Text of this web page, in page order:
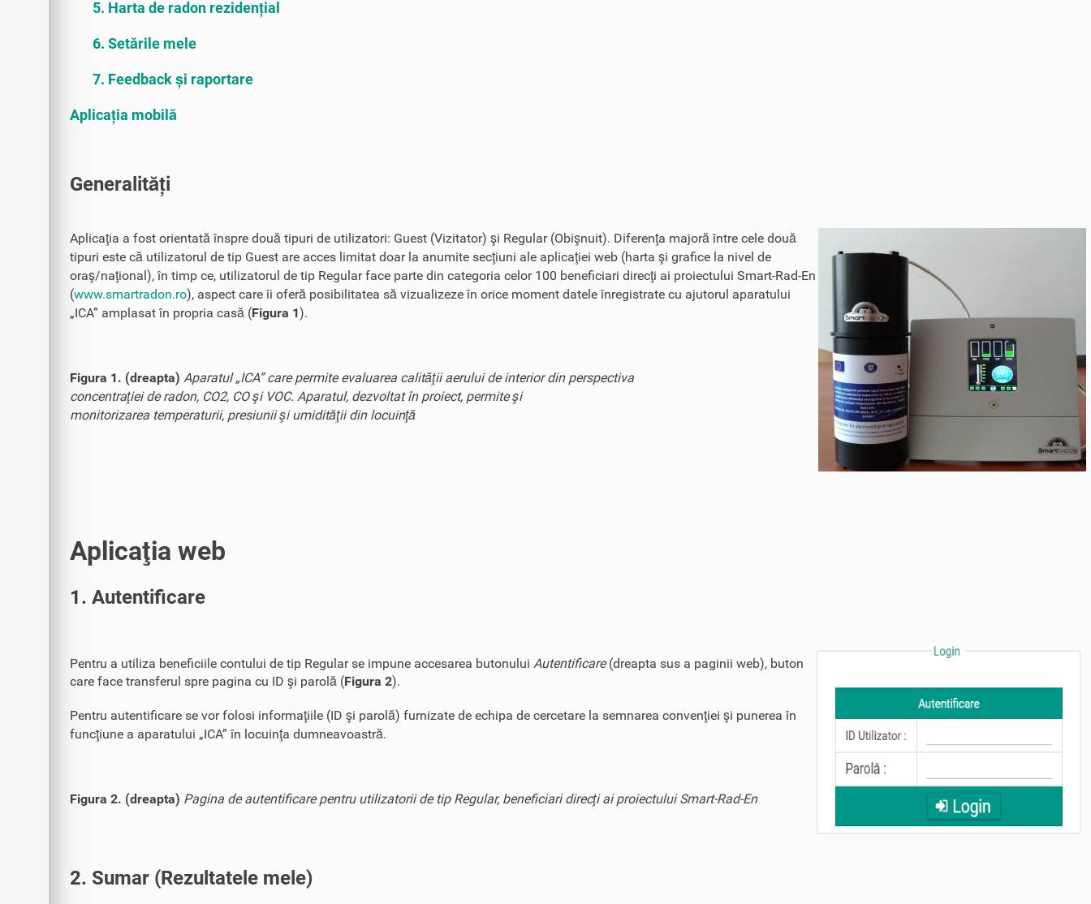
5. Harta de radon rezidențial
6. Setările mele
7. Feedback și raportare
Aplicația mobilă
Generalități
Aplicaţia a fost orientată înspre două tipuri de utilizatori: Guest (Vizitator) şi Regular (Obişnuit). Diferenţa majoră între cele două
tipuri este că utilizatorul de tip Guest are acces limitat doar la anumite secţiuni ale aplicaţiei web (harta şi grafice la nivel de
oraş/naţional), în timp ce, utilizatorul de tip Regular face parte din categoria celor 100 beneficiari direcţi ai proiectului Smart-Rad-En
(www.smartradon.ro), aspect care îi oferă posibilitatea să vizualizeze în orice moment datele înregistrate cu ajutorul aparatului
„ICA” amplasat în propria casă (Figura 1).
Figura 1. (dreapta) Aparatul „ICA” care permite evaluarea calităţii aerului de interior din perspectiva
concentraţiei de radon, CO2, CO şi VOC. Aparatul, dezvoltat în proiect, permite şi
monitorizarea temperaturii, presiunii şi umidităţii din locuinţă
Aplicaţia web
1. Autentificare
Pentru a utiliza beneficiile contului de tip Regular se impune accesarea butonului Autentificare(dreapta sus a paginii web), buton
care face transferul spre pagina cu ID şi parolă (Figura 2).
Pentru autentificare se vor folosi informaţiile (ID şi parolă) furnizate de echipa de cercetare la semnarea convenţiei şi punerea în
funcţiune a aparatului „ICA” în locuinţa dumneavoastră.
Figura 2. (dreapta) Pagina de autentificare pentru utilizatorii de tip Regular, beneficiari direcţi ai proiectului Smart-Rad-En
2. Sumar (Rezultatele mele)